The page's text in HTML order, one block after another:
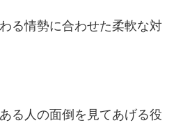
る情勢に合わせた柔軟な対
る人の面倒を見てあげる役